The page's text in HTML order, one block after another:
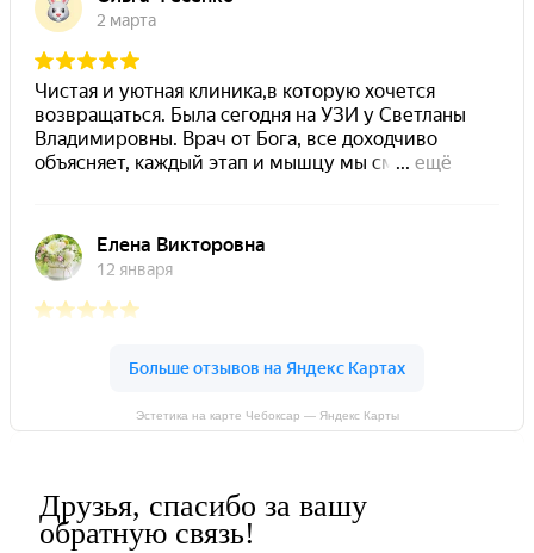
Эстетика на карте Чебоксар — Яндекс Карты
Друзья, спасибо за вашу
обратную связь!